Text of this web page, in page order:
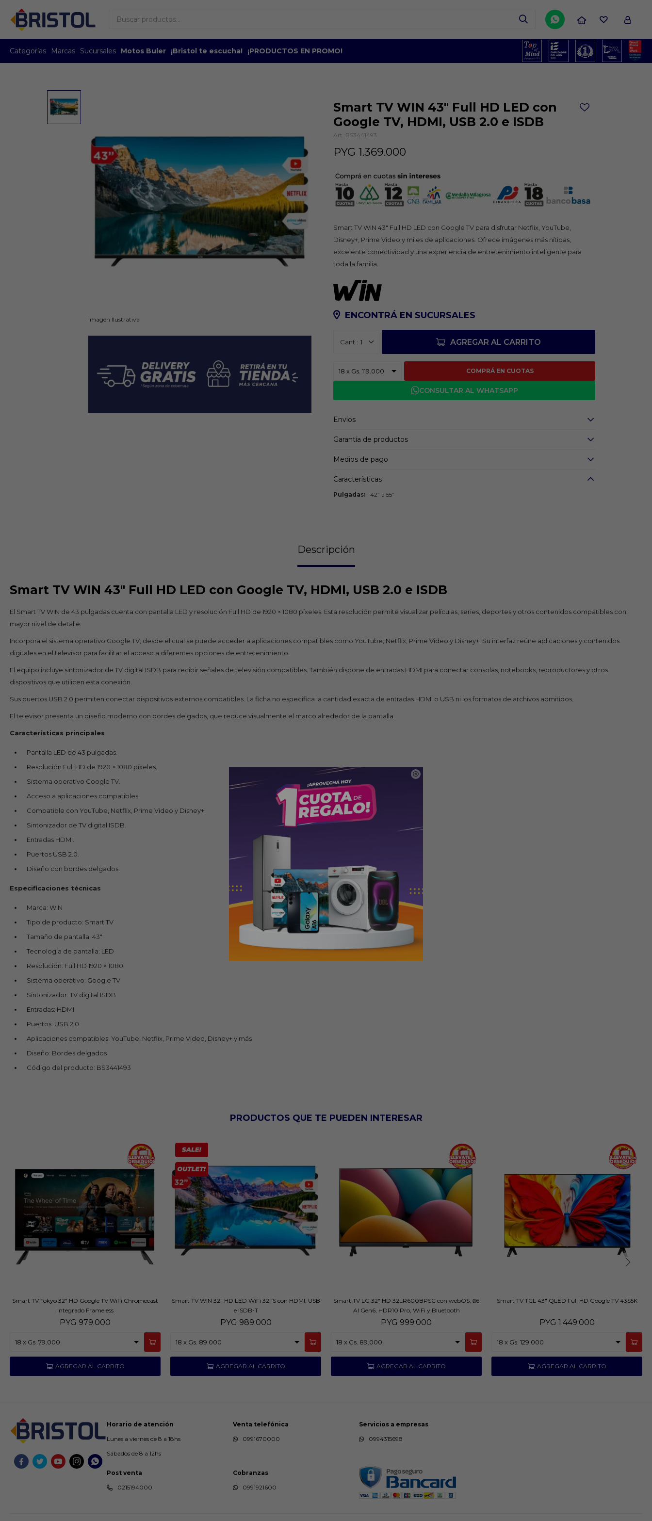

Categorías Marcas Sucursales Motos Buler ¡Bristol te escucha! ¡PRODUCTOS EN PROMO!

Imagen Ilustrativa
Smart TV WIN 43" Full HD LED con
Google TV, HDMI, USB 2.0 e ISDB
BS3441493
PYG 1.369.000
Smart TV WIN 43" Full HD LED con Google TV para disfrutar Netflix, YouTube,
Disney+, Prime Video y miles de aplicaciones. Ofrece imágenes más nítidas,
excelente conectividad y una experiencia de entretenimiento inteligente para
toda la familia.
ENCONTRÁ EN SUCURSALES
1 AGREGAR AL CARRITO
COMPRÁ EN CUOTAS
CONSULTAR AL WHATSAPP
Envíos
Garantía de productos
Medios de pago
Características
Pulgadas 42” a 55”
Descripción
Smart TV WIN 43" Full HD LED con Google TV, HDMI, USB 2.0 e ISDB
El Smart TV WIN de 43 pulgadas cuenta con pantalla LED y resolución Full HD de 1920 × 1080 píxeles. Esta resolución permite visualizar películas, series, deportes y otros contenidos compatibles con
mayor nivel de detalle.
Incorpora el sistema operativo Google TV, desde el cual se puede acceder a aplicaciones compatibles como YouTube, Netflix, Prime Video y Disney+. Su interfaz reúne aplicaciones y contenidos
digitales en el televisor para facilitar el acceso a diferentes opciones de entretenimiento.
El equipo incluye sintonizador de TV digital ISDB para recibir señales de televisión compatibles. También dispone de entradas HDMI para conectar consolas, notebooks, reproductores y otros
dispositivos que utilicen esta conexión.
Sus puertos USB 2.0 permiten conectar dispositivos externos compatibles. La ficha no especifica la cantidad exacta de entradas HDMI o USB ni los formatos de archivos admitidos.
El televisor presenta un diseño moderno con bordes delgados, que reduce visualmente el marco alrededor de la pantalla.
Características principales
Pantalla LED de 43 pulgadas.
Resolución Full HD de 1920 × 1080 píxeles.
Sistema operativo Google TV.
Acceso a aplicaciones compatibles.
Compatible con YouTube, Netflix, Prime Video y Disney+.
Sintonizador de TV digital ISDB.
Entradas HDMI.
Puertos USB 2.0.
Diseño con bordes delgados.
Especificaciones técnicas
Marca: WIN
Tipo de producto: Smart TV
Tamaño de pantalla: 43"
Tecnología de pantalla: LED
Resolución: Full HD 1920 × 1080
Sistema operativo: Google TV
Sintonizador: TV digital ISDB
Entradas: HDMI
Puertos: USB 2.0
Aplicaciones compatibles: YouTube, Netflix, Prime Video, Disney+ y más
Diseño: Bordes delgados
Código del producto: BS3441493
PRODUCTOS QUE TE PUEDEN INTERESAR
Smart TV Tokyo 32" HD Google TV WiFi Chromecast
Integrado Frameless
PYG 979.000
Smart TV WIN 32" HD LED WiFi 32FS con HDMI, USB
e ISDB-T
PYG 989.000
Smart TV LG 32" HD 32LR600BPSC con webOS, α6
AI Gen6, HDR10 Pro, WiFi y Bluetooth
PYG 999.000
Smart TV TCL 43" QLED Full HD Google TV 43S5K
PYG 1.449.000
    
Horario de atención
Lunes a viernes de 8 a 18hs
Sábados de 8 a 12hs
Venta telefónica
0991670000
Servicios a empresas
0994315698
Post venta
0215194000
Cobranzas
0991921600